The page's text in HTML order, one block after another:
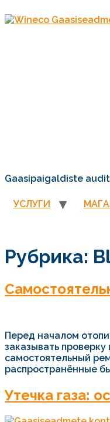
Gaasipaigaldiste
УСЛУГИ
Рубрика:
Перед началом
заказывать
самостоятельный
распространённые
Утечка газа: